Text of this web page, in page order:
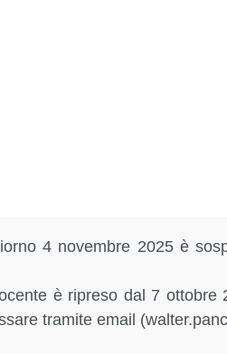
4 novembre 2025 è
è ripreso dal 7 ottobre
tramite email